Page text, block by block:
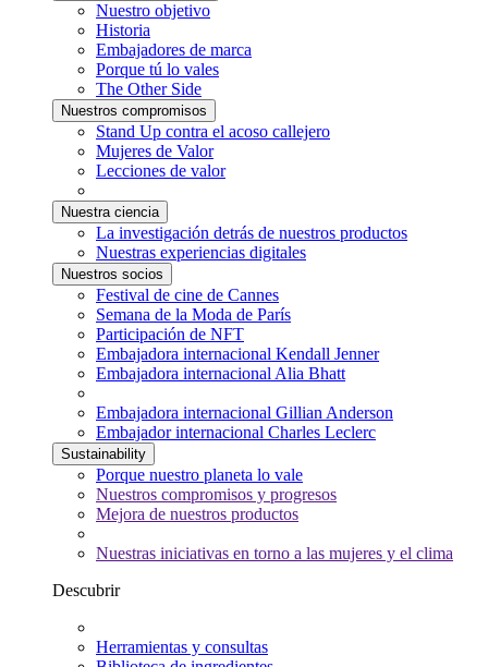
Nuestro objetivo
Historia
Embajadores de marca
Porque tú lo vales
The Other Side
Nuestros compromisos
Stand Up contra el acoso callejero
Mujeres de Valor
Lecciones de valor
Nuestra ciencia
La investigación detrás de nuestros productos
Nuestras experiencias digitales
Nuestros socios
Festival de cine de Cannes
Semana de la Moda de París
Participación de NFT
Embajadora internacional Kendall Jenner
Embajadora internacional Alia Bhatt
Embajadora internacional Gillian Anderson
Embajador internacional Charles Leclerc
Sustainability
Porque nuestro planeta lo vale
Nuestros compromisos y progresos
Mejora de nuestros productos
Nuestras iniciativas en torno a las mujeres y el clima
Descubrir
Herramientas y consultas